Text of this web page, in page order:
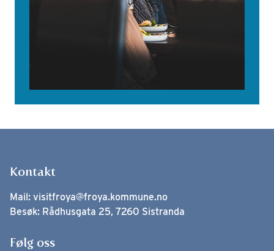
Kontakt
Mail: visitfroya@froya.kommune.no
Besøk: Rådhusgata 25, 7260 Sistranda
Følg oss